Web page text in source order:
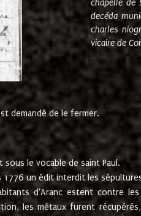
chapelle de
decéda
charles
vicaire de
demandé de le fermer.
sous le vocable de saint Paul.
1776 un édit interdit les
d'Aranc estent contre
les métaux furent